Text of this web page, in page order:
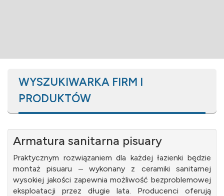
WYSZUKIWARKA FIRM I
PRODUKTÓW
Armatura sanitarna pisuary
Praktycznym rozwiązaniem dla każdej łazienki będzie
montaż pisuaru – wykonany z ceramiki sanitarnej
wysokiej jakości zapewnia możliwość bezproblemowej
eksploatacji przez długie lata. Producenci oferują